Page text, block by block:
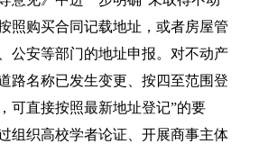
照购买合同记载地址，或者房屋管
公安等部门的地址申报。对不动产
路名称已发生变更、按四至范围登
可直接按照最新地址登记”的要
组织高校学者论证、开展商事主体